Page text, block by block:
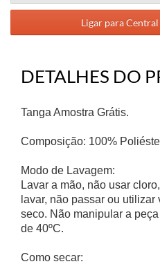
Ligar para
DETALHES DO
Tanga Amostra Grátis.
Composição: 100%
Modo de Lavagem:
Lavar a mão, não usar
lavar, não passar ou
seco. Não manipular a
de 40ºC.
Como secar: